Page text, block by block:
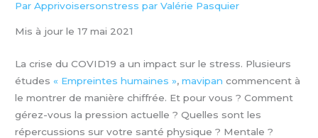
ParApprivoisersonstress par Valérie Pasquier
Mis à jour le 17 mai 2021
La crise du COVID19 a un impact sur le stress. Plusieurs
études« Empreintes humaines »,mavipan commencent à
le montrer de manière chiffrée. Et pour vous ? Comment
gérez-vous la pression actuelle ? Quelles sont les
répercussions sur votre santé physique ? Mentale ?